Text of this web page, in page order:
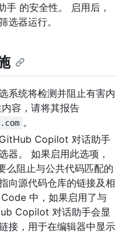
的安全性。 启用后，
选器运行。
系统将检测并阻止有害内
容，请将其报告
。
Copilot 对话助手
器。 如果启用此选项，
阻止与公共代码匹配的
向源代码仓库的链接及相
中，如果启用了与
Copilot 对话助手会显
接，用于在编辑器中显示